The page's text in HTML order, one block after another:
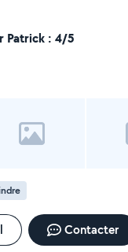
Patrick : 4/5
Contacter